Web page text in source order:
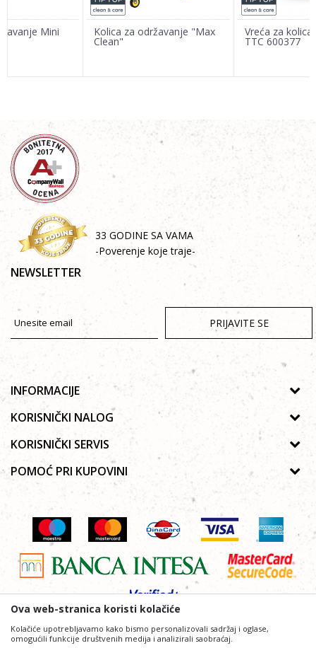
Mini Kolica za održavanje "Max
Clean"
Vreća za
TTC 600377
33 GODINE SA VAMA
-Poverenje koje traje-
NEWSLETTER
PRIJAVITE SE
INFORMACIJE
O nama
Galerija
Saradnja
KORISNIČKI NALOG
Uputsvo za registraciju
Zaboravljena lozinka
Moja korpa
KORISNIČKI SERVIS
Politika privatnosti
Autorska prava
Uslovi korišćenja
Uslovi isporuke
Reklamacije
Povraćaj sredstava
POMOĆ PRI KUPOVINI
Kako kupiti Online
Poručivanje telefonom ili e-mailom
Najčešća pitanja
Ova web-stranica koristi kolačiće
Kolačiće upotrebljavamo kako bismo personalizovali sadržaj i oglase,
omogućili funkcije društvenih medija i analizirali saobraćaj.